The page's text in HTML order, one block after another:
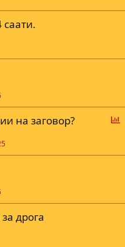
Г
с
на заговор?
дрога